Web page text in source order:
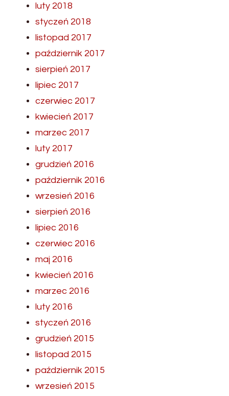
luty 2018
styczeń 2018
listopad 2017
październik 2017
sierpień 2017
lipiec 2017
czerwiec 2017
kwiecień 2017
marzec 2017
luty 2017
grudzień 2016
październik 2016
wrzesień 2016
sierpień 2016
lipiec 2016
czerwiec 2016
maj 2016
kwiecień 2016
marzec 2016
luty 2016
styczeń 2016
grudzień 2015
listopad 2015
październik 2015
wrzesień 2015